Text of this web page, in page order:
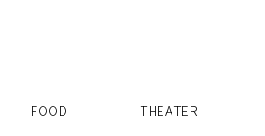
FOOD THEATER